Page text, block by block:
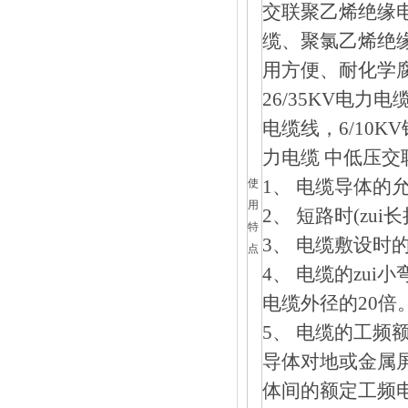
使
用
特
点
交联聚乙烯绝缘
缆、聚氯乙烯
用方便、耐化
26/35KV电力电缆
电缆线，6/
力电缆 中低压
1、 电缆导体的
2、 短路时
3、 电缆敷设
4、 电缆的zui
电缆外径的20倍
5、 电缆的
导体对地或金属
体间的额定工频